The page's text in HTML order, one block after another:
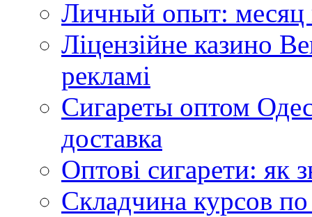
Личный опыт: месяц
Ліцензійне казино
рекламі
Сигареты оптом
доставка
Оптові сигарети: як
Складчина курсов